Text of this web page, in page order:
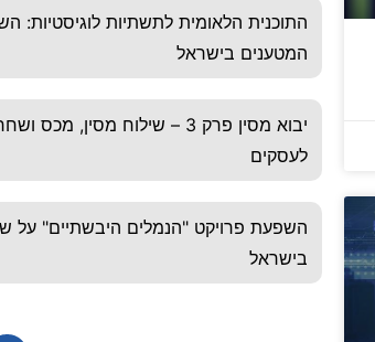
התוכנית הלאומית לתשתיות לוגיסטיות:
המטענים בישראל
יבוא מסין פרק 3 – שילוח מסין,
לעסקים
השפעת פרויקט "הנמלים היבשתיים"
בישראל